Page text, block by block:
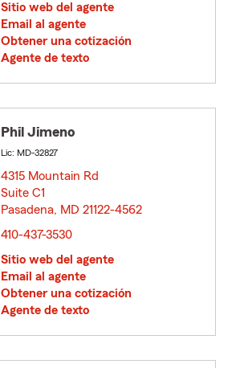
Sitio web del agente
Email al agente
Obtener una cotización
Agente de texto
Phil Jimeno
Lic: MD-32827
4315 Mountain Rd
Suite C1
Pasadena, MD 21122-4562
410-437-3530
Sitio web del agente
Email al agente
Obtener una cotización
Agente de texto